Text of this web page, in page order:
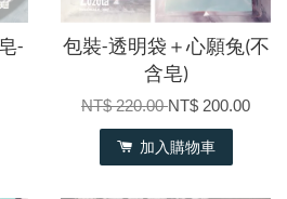
-
包裝-透明袋＋心願兔(不
含皂)
NT$ 220.00NT$ 200.00
加入購物車